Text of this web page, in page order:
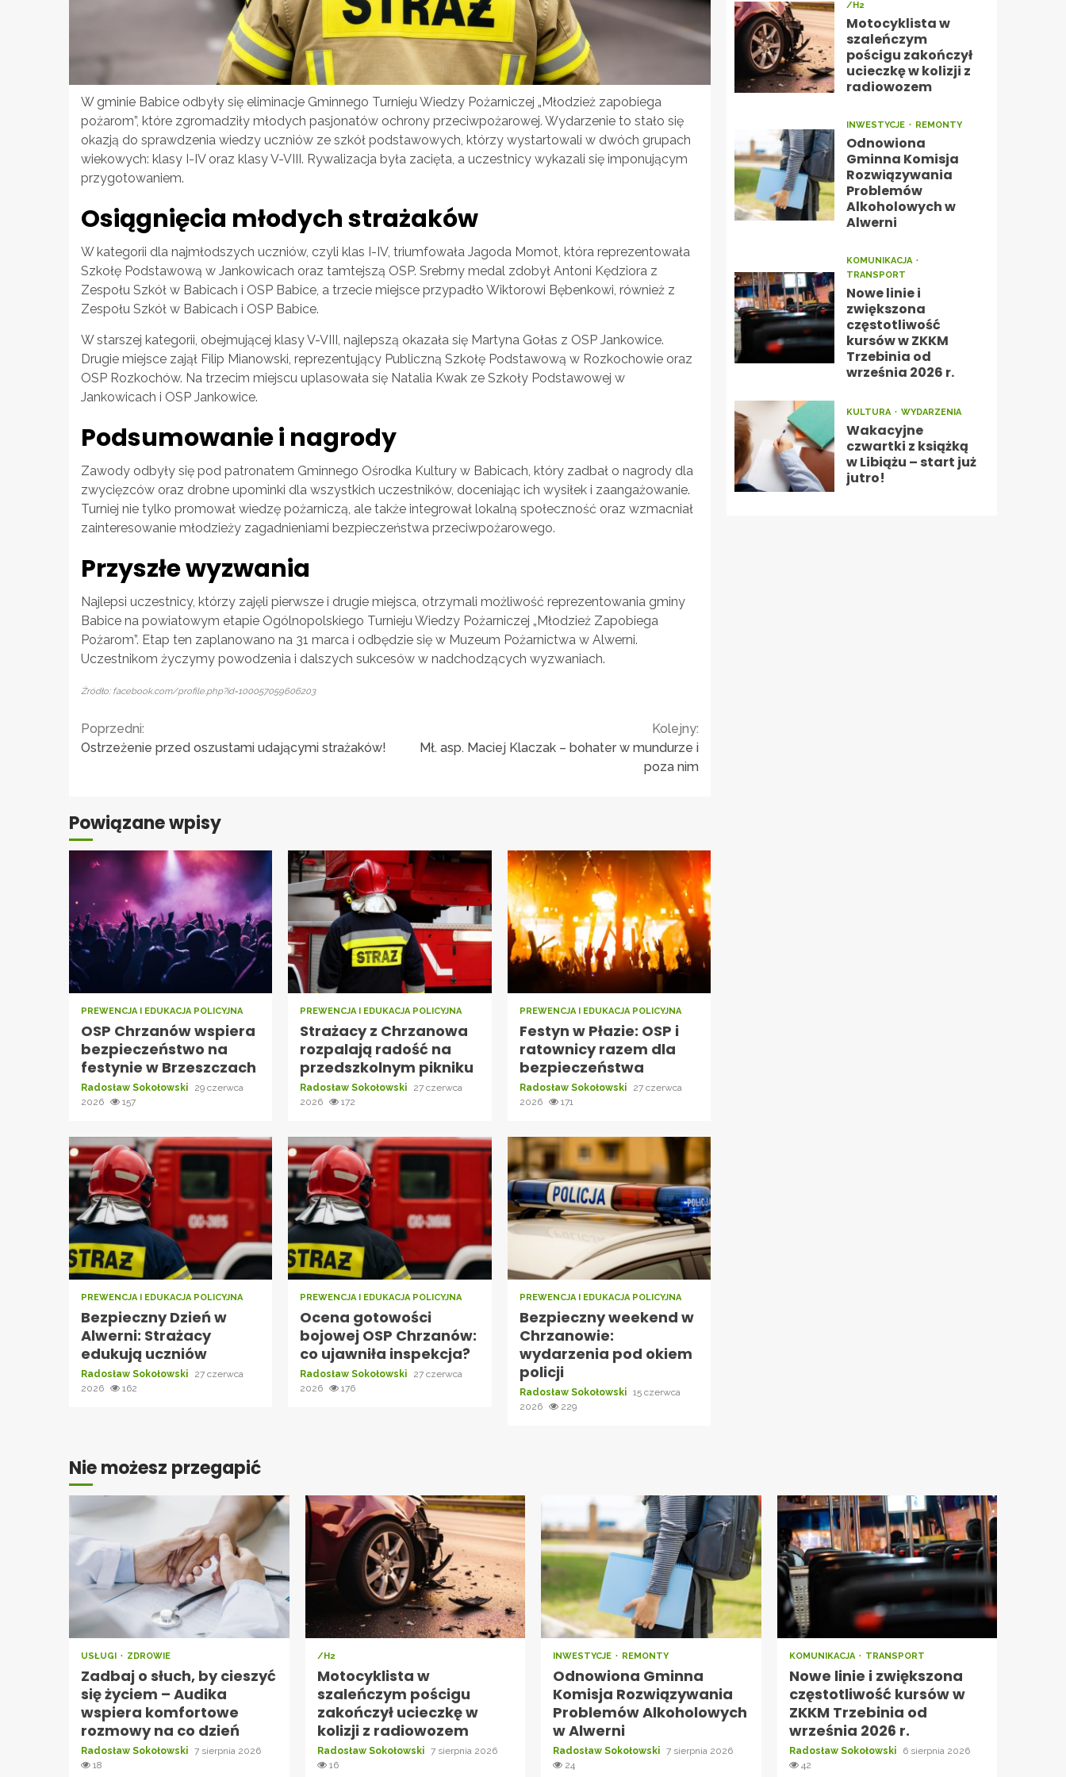
W gminie Babice odbyły się eliminacje Gminnego Turnieju Wiedzy Pożarniczej „Młodzież zapobiega
pożarom”, które zgromadziły młodych pasjonatów ochrony przeciwpożarowej. Wydarzenie to stało się
okazją do sprawdzenia wiedzy uczniów ze szkół podstawowych, którzy wystartowali w dwóch grupach
wiekowych: klasy I-IV oraz klasy V-VIII. Rywalizacja była zacięta, a uczestnicy wykazali się imponującym
przygotowaniem.
Osiągnięcia młodych strażaków
W kategorii dla najmłodszych uczniów, czyli klas I-IV, triumfowała Jagoda Momot, która reprezentowała
Szkołę Podstawową w Jankowicach oraz tamtejszą OSP. Srebrny medal zdobył Antoni Kędziora z
Zespołu Szkół w Babicach i OSP Babice, a trzecie miejsce przypadło Wiktorowi Bębenkowi, również z
Zespołu Szkół w Babicach i OSP Babice.
W starszej kategorii, obejmującej klasy V-VIII, najlepszą okazała się Martyna Gołas z OSP Jankowice.
Drugie miejsce zajął Filip Mianowski, reprezentujący Publiczną Szkołę Podstawową w Rozkochowie oraz
OSP Rozkochów. Na trzecim miejscu uplasowała się Natalia Kwak ze Szkoły Podstawowej w
Jankowicach i OSP Jankowice.
Podsumowanie i nagrody
Zawody odbyły się pod patronatem Gminnego Ośrodka Kultury w Babicach, który zadbał o nagrody dla
zwycięzców oraz drobne upominki dla wszystkich uczestników, doceniając ich wysiłek i zaangażowanie.
Turniej nie tylko promował wiedzę pożarniczą, ale także integrował lokalną społeczność oraz wzmacniał
zainteresowanie młodzieży zagadnieniami bezpieczeństwa przeciwpożarowego.
Przyszłe wyzwania
Najlepsi uczestnicy, którzy zajęli pierwsze i drugie miejsca, otrzymali możliwość reprezentowania gminy
Babice na powiatowym etapie Ogólnopolskiego Turnieju Wiedzy Pożarniczej „Młodzież Zapobiega
Pożarom”. Etap ten zaplanowano na 31 marca i odbędzie się w Muzeum Pożarnictwa w Alwerni.
Uczestnikom życzymy powodzenia i dalszych sukcesów w nadchodzących wyzwaniach.
Źródło: facebook.com/profile.php?id=100057059606203
Continue
Reading
Poprzedni:
Ostrzeżenie przed oszustami udającymi strażaków!
Kolejny:
Mł. asp. Maciej Klaczak – bohater w mundurze i
poza nim
Powiązane wpisy
PREWENCJA I EDUKACJA POLICYJNA
OSP Chrzanów wspiera
bezpieczeństwo na
festynie w Brzeszczach
Radosław Sokołowski
29 czerwca
2026
157
PREWENCJA I EDUKACJA POLICYJNA
Strażacy z Chrzanowa
rozpalają radość na
przedszkolnym pikniku
Radosław Sokołowski
27 czerwca
2026
172
PREWENCJA I EDUKACJA POLICYJNA
Festyn w Płazie: OSP i
ratownicy razem dla
bezpieczeństwa
Radosław Sokołowski
27 czerwca
2026
171
PREWENCJA I EDUKACJA POLICYJNA
Bezpieczny Dzień w
Alwerni: Strażacy
edukują uczniów
Radosław Sokołowski
27 czerwca
2026
162
PREWENCJA I EDUKACJA POLICYJNA
Ocena gotowości
bojowej OSP Chrzanów:
co ujawniła inspekcja?
Radosław Sokołowski
27 czerwca
2026
176
PREWENCJA I EDUKACJA POLICYJNA
Bezpieczny weekend w
Chrzanowie:
wydarzenia pod okiem
policji
Radosław Sokołowski 15 czerwca
2026
229
/H2
Motocyklista w
szaleńczym
pościgu zakończył
ucieczkę w kolizji z
radiowozem
INWESTYCJE REMONTY
Odnowiona
Gminna Komisja
Rozwiązywania
Problemów
Alkoholowych w
Alwerni
KOMUNIKACJA
TRANSPORT
Nowe linie i
zwiększona
częstotliwość
kursów w ZKKM
Trzebinia od
września 2026 r.
KULTURA WYDARZENIA
Wakacyjne
czwartki z książką
w Libiążu – start już
jutro!
Nie możesz przegapić
USŁUGI ZDROWIE
Zadbaj o słuch, by cieszyć
się życiem – Audika
wspiera komfortowe
rozmowy na co dzień
Radosław Sokołowski 7 sierpnia 2026
18
/H2
Motocyklista w
szaleńczym pościgu
zakończył ucieczkę w
kolizji z radiowozem
Radosław Sokołowski 7 sierpnia 2026
16
INWESTYCJE REMONTY
Odnowiona Gminna
Komisja Rozwiązywania
Problemów Alkoholowych
w Alwerni
Radosław Sokołowski 7 sierpnia 2026
24
KOMUNIKACJA TRANSPORT
Nowe linie i zwiększona
częstotliwość kursów w
ZKKM Trzebinia od
września 2026 r.
Radosław Sokołowski
6 sierpnia 2026
42